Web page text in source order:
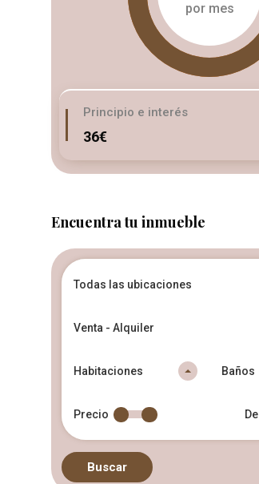
por mes
Principio e interés
36€
Encuentra tu inmueble
Todas las ubicaciones
Venta - Alquiler
Habitaciones Baños
Precio De
Buscar